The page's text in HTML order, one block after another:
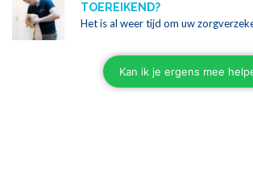
TOEREIKEND?
Het is al weer tijd om uw